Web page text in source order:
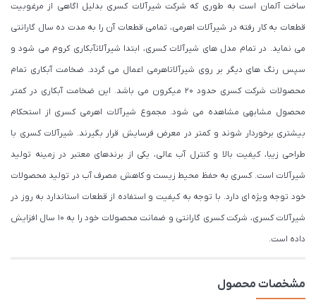
ساخت آلمان است به طوری که شرکت شیرآلات کسری بدلیل اگاهی از مرغوبیت
قطعات به کار رفته در شیرآلات اهرمی، تمامی قطعات آن را به مدت ده سال گارانتی
می نماید. در تمام مدل های شیرآلات کسری، ابتدا شیرآلاتآبکاری کروم می شود و
سپس رنگ های دیگر بر روی شیرآلاتاهرمی اعمال می گردد. ضخامت آبکاری تمام
محصولات شرکت کسری حدود ۲۰ میکرون می باشد. این ضخامت آبکاری در کمتر
محصول مشابهی مشاهده می شود. مجموع شیرآلات اهرمی کسری از استحکام
بیشتری برخوردار شوند و کمتر در معرض فرسایش قرار بگیرند. شیرآلات کسری با
طراحی زیبا، کیفیت بالا و کنترل آب عالی، یکی از برندهای معتبر در زمینه تولید
شیرآلات است. کسری به حفظ محیط زیست و کاهش مصرف آب در تولید محصولات
خود توجه ویژه ای دارد. با توجه به کیفیت و استفاده از قطعات استاندارد به روز در
شیرآلات کسری، شرکت کسری گارانتی و ضمانت محصولات خود را به 10 سال افزایش
داده است.
مشخصات محصول